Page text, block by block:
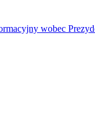
wobec